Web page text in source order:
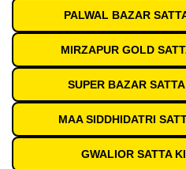
PALWAL BAZAR
MIRZAPUR GOLD
SUPER BAZAR
MAA SIDDHIDATRI
GWALIOR SATTA